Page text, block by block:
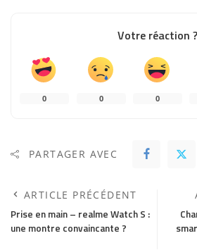
Votre réaction ?
0 0 0
PARTAGER AVEC
ARTICLE PRÉCÉDENT
Prise en main – realme Watch S :
une montre convaincante ?